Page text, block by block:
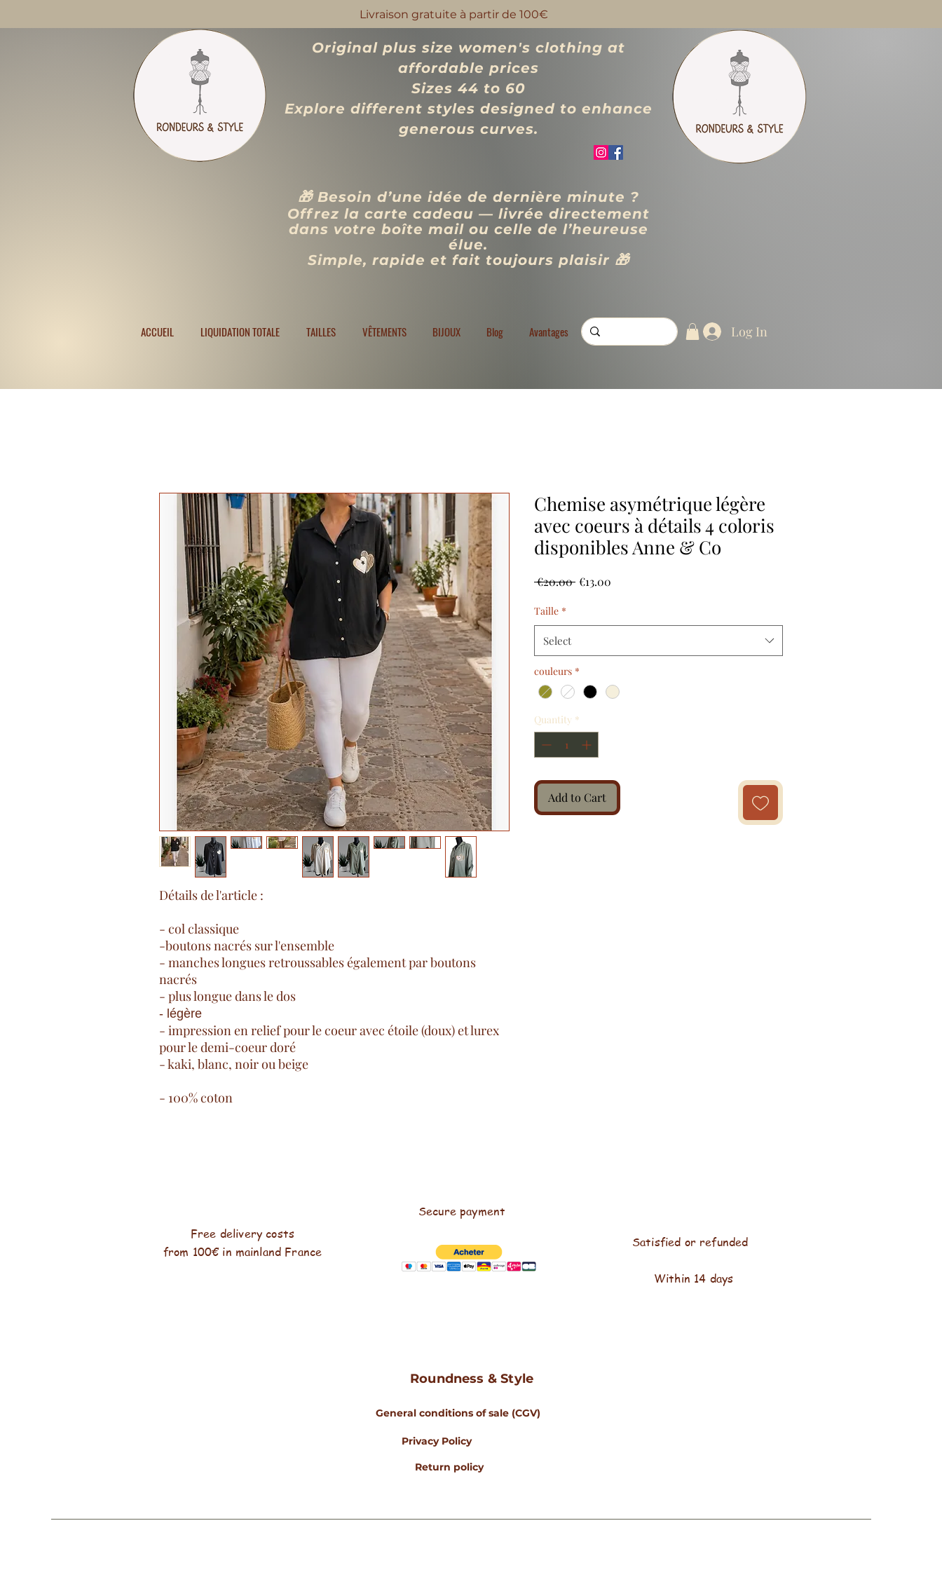
Original plus size women's clothing at
affordable prices
Sizes 44 to 60
Explore different styles designed to enhance
generous curves.
🎁 Besoin d’une idée de dernière minute ?
Offrez la carte cadeau — livrée directement
dans votre boîte mail ou celle de l’heureuse
élue.
Simple, rapide et fait toujours plaisir 🎁
ACCUEIL LIQUIDATION TOTALE TAILLES VÊTEMENTS BIJOUX Blog Avantages Log In
Livraison gratuite à partir de 100€
Détails de l'article :
- col classique
-boutons nacrés sur l'ensemble
- manches longues retroussables également par boutons
nacrés
- plus longue dans le dos
- légère
- impression en relief pour le coeur avec étoile (doux) et lurex
pour le demi-coeur doré
- kaki, blanc, noir ou beige
- 100% coton
Chemise asymétrique légère
avec coeurs à détails 4 coloris
disponibles Anne & Co
€20.00 Regular
€13.00
Taille *
Select
couleurs *
Quantity *
Add to Cart
Secure payment
Free delivery costs
from 100€ in mainland France
Satisfied or refunded
Within 14 days
Roundness & Style
General conditions of sale (CGV)
Privacy Policy
Return policy